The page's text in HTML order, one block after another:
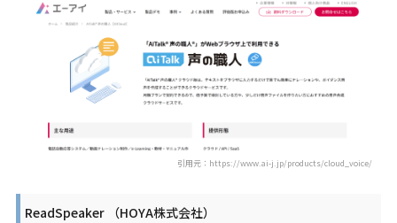
引用元：https://www.ai-j.jp/products/cloud_voice/
ReadSpeaker （HOYA株式会社）